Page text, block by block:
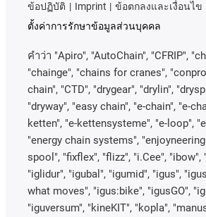
ข้อปฏิบัติ
Imprint
ข้อตกลงและเงื่อนไข
ตั้งค่าการรักษาข้อมูลส่วนบุคคล
คําว่า "Apiro", "AutoChain", "CFRIP",
"chainge", "chains for cranes",
chain", "CTD", "drygear", "drylin",
"dryway", "easy chain", "e-chain", "e-
ketten", "e-kettensysteme", "e-loop",
"energy chain systems",
spool", "fixflex", "flizz", "i.Cee", "ibow",
"iglidur", "igubal", "igumid", "igus",
what moves", "igus:bike", "igusGO",
"iguversum", "kineKIT", "kopla",